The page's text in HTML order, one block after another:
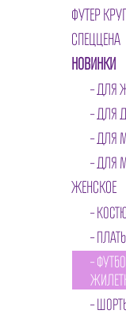
ФУТЕР
СПЕЦЦЕНА
НОВИНКИ
ДЛЯ
ДЛЯ
ДЛЯ
ДЛЯ
ЖЕНСКОЕ